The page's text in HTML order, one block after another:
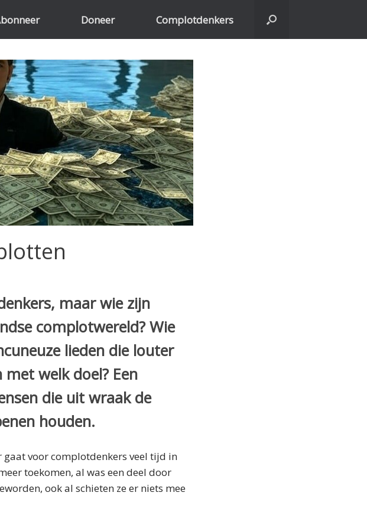
Doneer Complotdenkers
maar wie zijn
complotwereld? Wie
lieden die louter
welk doel? Een
die uit wraak de
houden.
gaat voor complotdenkers veel tijd in
toekomen, al was een deel door
ook al schieten ze er niets mee